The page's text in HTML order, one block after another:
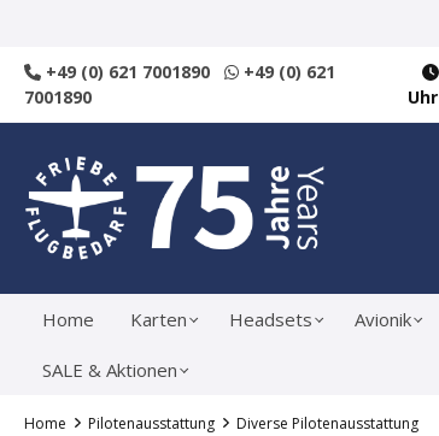
+49 (0) 621 7001890
+49 (0) 621
7001890
Uhr
Home Karten Headsets Avionik
SALE & Aktionen
Home Pilotenausstattung Diverse Pilotenausstattung